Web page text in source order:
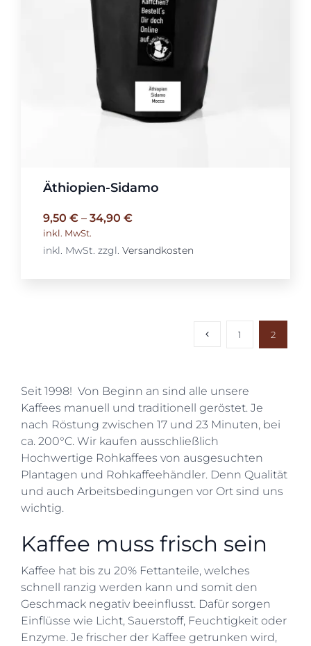
Äthiopien-Sidamo
9,50 €– 34,90 €
inkl. MwSt.
inkl. MwSt. zzgl. Versandkosten
1 2
Seit 1998! Von Beginn an sind alle unsere
Kaffees manuell und traditionell geröstet. Je
nach Röstung zwischen 17 und 23 Minuten, bei
ca. 200°C. Wir kaufen ausschließlich
Hochwertige Rohkaffees von ausgesuchten
Plantagen und Rohkaffeehändler. Denn Qualität
und auch Arbeitsbedingungen vor Ort sind uns
wichtig.
Kaffee muss frisch sein
Kaffee hat bis zu 20% Fettanteile, welches
schnell ranzig werden kann und somit den
Geschmack negativ beeinflusst. Dafür sorgen
Einflüsse wie Licht, Sauerstoff, Feuchtigkeit oder
Enzyme. Je frischer der Kaffee getrunken wird,